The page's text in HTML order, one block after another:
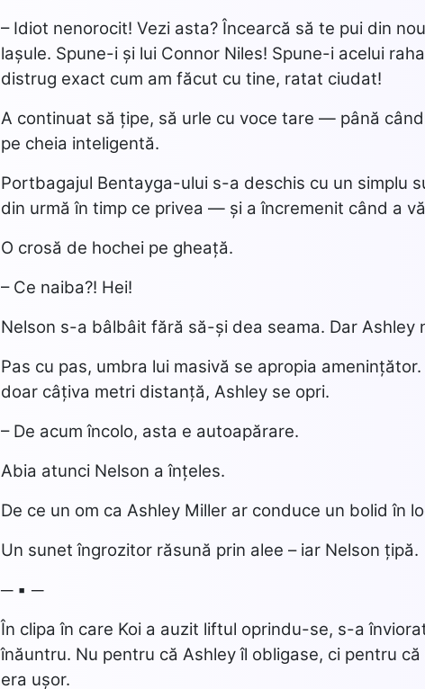
– Idiot nenorocit! Vezi asta? Încearcă să te pui din
lașule. Spune-i și lui Connor Niles! Spune-i acelui
distrug exact cum am făcut cu tine, ratat ciudat!
A continuat să țipe, să urle cu voce tare — până
pe cheia inteligentă.
Portbagajul Bentayga-ului s-a deschis cu un simplu
din urmă în timp ce privea — și a încremenit când a
O crosă de hochei pe gheață.
– Ce naiba?! Hei!
Nelson s-a bâlbâit fără să-și dea seama. Dar
Pas cu pas, umbra lui masivă se apropia
doar câțiva metri distanță, Ashley se opri.
– De acum încolo, asta e autoapărare.
Abia atunci Nelson a înțeles.
De ce un om ca Ashley Miller ar conduce un bolid în
Un sunet îngrozitor răsună prin alee – iar Nelson țipă.
─ ▪ ─
În clipa în care Koi a auzit liftul oprindu-se, s-a
înăuntru. Nu pentru că Ashley îl obligase, ci pentru
era ușor.